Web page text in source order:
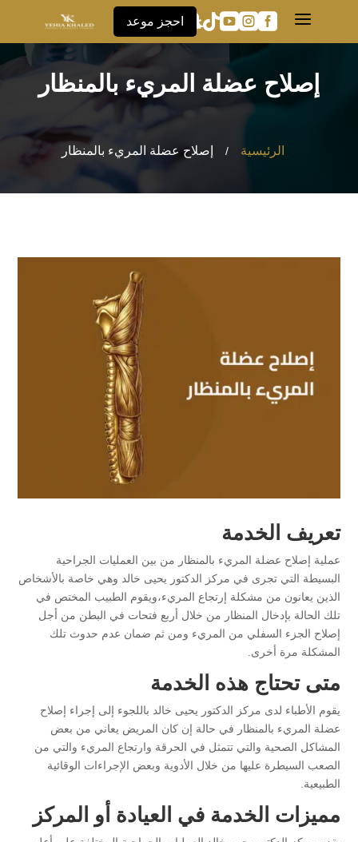
a




 احجز موعد
إصلاح عضلة المريء بالمنظار
الرئيسية / إصلاح عضلة المريء بالمنظار
تعريف الخدمة
عملية إصلاح عضلة المريء بالمنظار من بين العمليات الجراحية
البسيطة التي تجرى في مركز الدكتور يحيى خالد وهي خاصة بالأشخاص
الذين يعانون من مشكلة إرتجاع المريء،ويقوم الطبيب المختص في
تلك الحالة بإدخال المنظار من خلال أربع فتحات في البطن من أجل
إصلاح الجزء السفلي من المريء ومن ثم ضمان عدم حدوث تلك
المشكلة مرة أخرى.
متى تحتاج هذه الخدمة
يقوم الأطباء لدى مركز الدكتور يحيى خالد باللجوء إلى إجراء إصلاح
عضلة المريء بالمنظار في حالة إن كان المريض يعاني من بعض
المشاكل الصحية والتي تتمثل في الحرقة وارتجاع المريء والتي من
الصعب السيطرة عليها من خلال الأدوية وبعض الإجراءات الوقائية
الطبيعية.
مميزات الخدمة في العيادة أو المركز